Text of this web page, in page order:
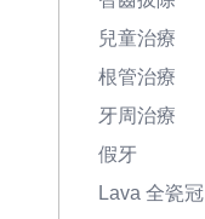
兒童治療
根管治療
牙周治療
假牙
Lava 全瓷冠